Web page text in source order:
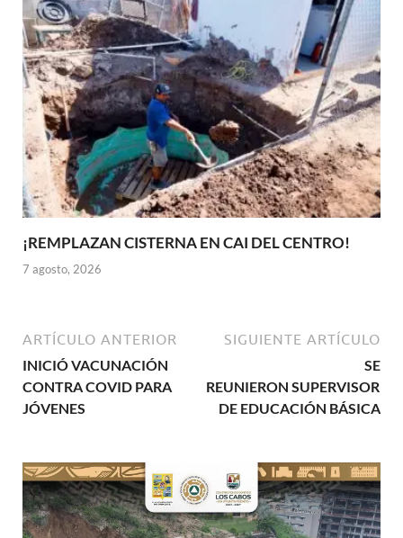
¡REMPLAZAN CISTERNA EN CAI DEL CENTRO!
7 agosto, 2026
ARTÍCULO ANTERIOR
INICIÓ VACUNACIÓN
CONTRA COVID PARA
JÓVENES
SIGUIENTE ARTÍCULO
SE
REUNIERON SUPERVISORES
DE EDUCACIÓN BÁSICA